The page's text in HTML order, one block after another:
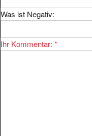
Was ist Negativ:
Ihr Kommentar: *